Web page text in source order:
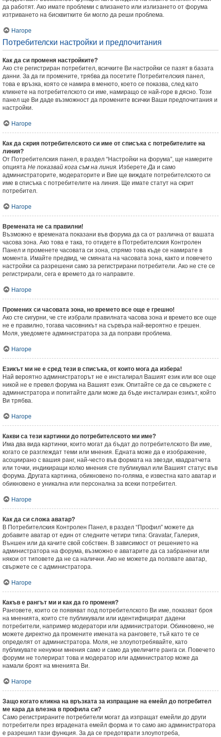
да работят. Ако имате проблеми с влизането или излизането от форума
изтриването на бисквитките би могло да реши проблема.
Нагоре
Потребителски настройки и предпочитания
Как да си променя настройките?
Ако сте регистриран потребител, всичките Ви настройки се пазят в базата
данни. За да ги промените, трябва да посетите Потребителския панел,
това е връзка, която се намира в менюто, което се показва, след като
кликнете на потребителското си име, намиращо се най-горе в дясно. Този
панел ще Ви даде възможност да промените всички Ваши предпочитания и
настройки.
Нагоре
Как да скрия потребителското си име от списъка с потребителите на
линия?
От Потребителския панел, в раздел “Настройки на форума”, ще намерите
опцията Не показвай кога съм на линия. ИзберетеДа и само
администраторите, модераторите и Вие ще виждате потребителското си
име в списъка с потребителите на линия. Ще имате статут на скрит
потребител.
Нагоре
Времената не са правилни!
Възможно е времената показани във форума да са от различна от вашата
часова зона. Ако това е така, то отидете в Потребителския Контролен
Панел и променете часовата си зона, спрямо това къде се намирате в
момента. Имайте предвид, че смяната на часовата зона, както и повечето
настройки са разрешени само за регистрирани потребители. Ако не сте се
регистрирали, сега е времето да го направите.
Нагоре
Промених си часовата зона, но времето все още е грешно!
Ако сте сигурни, че сте избрали правилната часова зона и времето все още
не е правилно, тогава часовникът на сървъра най-вероятно е грешен.
Моля, уведомете администратора за да поправи проблема.
Нагоре
Езикът ми не е сред тези в списъка, от които мога да избера!
Най вероятно администраторът не е инсталирал Вашият език или все още
никой не е превел форума на Вашият език. Опитайте се да се свържете с
администратора и попитайте дали може да бъде инсталиран езикът, който
Ви трябва.
Нагоре
Какви са тези картинки до потребителското ми име?
Има два вида картинки, които могат да бъдат до потребителското Ви име,
когато се разглеждат теми или мнения. Едната може да е изображение,
асоциирано с вашия ранг, най-често във формата на звезди, квадратчета
или точки, индикиращи колко мнения сте публикувал или Вашият статус във
форума. Другата картинка, обикновено по-голяма, е известна като аватар и
обикновено е уникална или персонална за всеки потребител.
Нагоре
Как да си сложа аватар?
В Потребителския Контролен Панел, в раздел “Профил” можете да
добавите аватар от един от следните четири типа: Gravatar, Галерия,
Външен или да качите свой собствен. В зависимост от решението на
администратора на форума, възможно е аватарите да са забранени или
някои от типовете да не са налични. Ако не можете да ползвате аватар,
свържете се с администратора.
Нагоре
Какъв е рангът ми и как да го променя?
Ранговете, които се появяват под потребителското Ви име, показват броя
на мненията, които сте публикували или идентифицират дадени
потребители, например модератори или администратори. Обикновено, не
можете директно да промените имената на ранговете, тъй като те се
определят от администратора. Моля, не злоупотребявайте, като
публикувате ненужни мнения само и само да увеличите ранга си. Повечето
форуми не толерират това и модератор или администратор може да
намали броят на мненията Ви.
Нагоре
Защо когато кликна на връзката за изпращане на емейл до потребител
ме кара да влезна в профила си?
Само регистрираните потребители могат да изпращат емейли до други
потребители през вградената емейл форма и то само ако администратора
е разрешил тази функция. За да се предотврати злоупотреба,